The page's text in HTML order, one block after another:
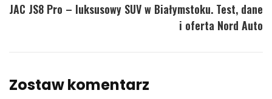
JAC JS8 Pro – luksusowy SUV w Białymstoku. Test, dane
i oferta Nord Auto
Zostaw komentarz